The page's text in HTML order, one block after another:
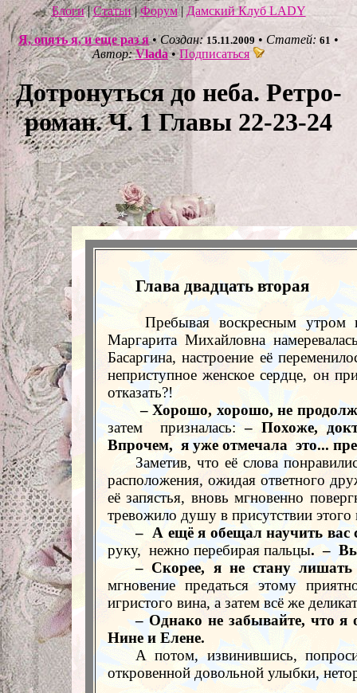
Блоги|Статьи|Форум|Дамский Клуб LADY
Я, опять я, и еще раз я•Создан: 15.11.2009 • Статей: 61 •
Автор: Vlada•Подписаться
Дотронуться до неба. Ретро-
роман. Ч. 1 Главы 22-23-24
Глава двадцать вторая
Пребывая воскресным утром
Маргарита Михайловна
Басаргина, настроение её
неприступное женское сердце, он
отказать?!
– Хорошо, хорошо, не
затем
призналась:– Похоже,
Впрочем, я уже отмечала это...
Заметив, что её слова
расположения, ожидая ответного
её запястья, вновь мгновенно
тревожило душу в присутствии
– А ещё я обещал научить вас
руку, нежно перебирая пальцы. –
– Скорее, я не стану лишать
мгновение предаться этому
игристого вина, а затем всё же
– Однако не забывайте, что
Нине и Елене.
А потом, извинившись,
откровенной довольной улыбки,